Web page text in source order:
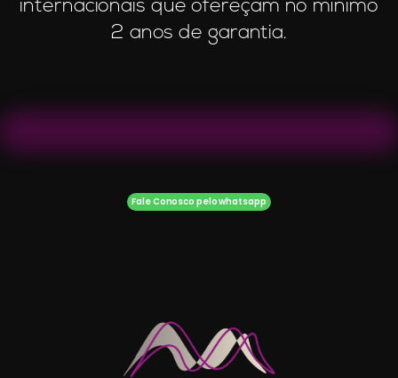
internacionais que ofereçam no mínimo
2 anos de garantia.
Fale Conosco pelo whatsapp